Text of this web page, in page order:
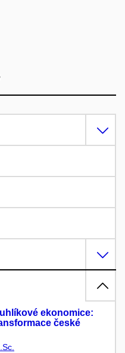
ekonomice:
české